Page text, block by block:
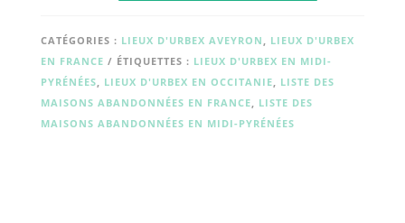
Perrier
CATÉGORIES : LIEUX D'URBEX AVEYRON , LIEUX D'URBEX
EN FRANCE
ÉTIQUETTES : LIEUX D'URBEX EN MIDI-
PYRÉNÉES, LIEUX D'URBEX EN OCCITANIE, LISTE DES
MAISONS ABANDONNÉES EN FRANCE, LISTE DES
MAISONS ABANDONNÉES EN MIDI-PYRÉNÉES